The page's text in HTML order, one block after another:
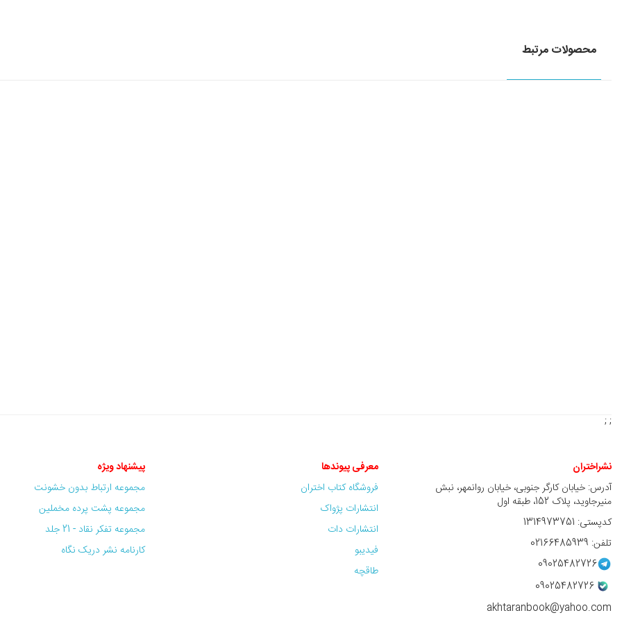
محصولات مرتبط
; ;
نشراختران
آدرس: خیابان کارگر جنوبی، خیابان روانمهر، نبش
منیرجاوید، پلاک 152، طبقه اول
کدپستی: 1314973751
تلفن: 02166485939
09025482726
09025482726
akhtaranbook@yahoo.com
معرفی پیوندها
فروشگاه کتاب اختران
انتشارات پژواک
انتشارات دات
فیدیبو
طاقچه
پیشنهاد ویژه
مجموعه ارتباط بدون خشونت
مجموعه پشت پرده مخملین
مجموعه تفکر نقاد - 21 جلد
کارنامه نشر دریک نگاه